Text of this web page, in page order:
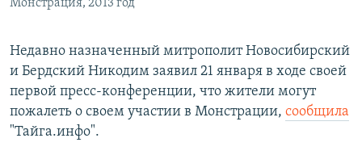
Все сайты РСЕ/РС
Монстрация, 2013 год
Недавно назначенный митрополит Новосибирский
и Бердский Никодим заявил 21 января в ходе своей
первой пресс-конференции, что жители могут
пожалеть о своем участии в Монстрации, сообщила
"Тайга.инфо".